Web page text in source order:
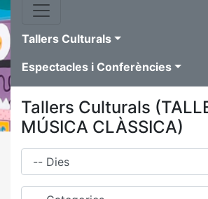
Tallers Culturals
Espectacles i Conferències
Tallers Culturals
MÚSICA CLÀSSICA)
Dies
Família